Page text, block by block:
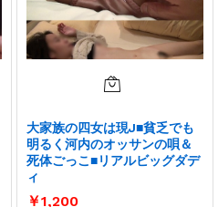
大家族の四女は現J■貧乏でも
明るく河内のオッサンの唄＆
死体ごっこ■リアルビッグダデ
ィ
￥1,200